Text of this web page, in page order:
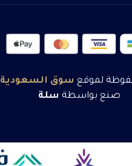
لموقع سوق السعودية
صنع بواسطة سلة